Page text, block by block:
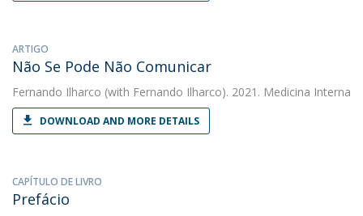
ARTIGO
Não Se Pode Não Comunicar
Fernando Ilharco (with Fernando Ilharco). 2021. Medicina Interna
DOWNLOAD AND MORE DETAILS
CAPÍTULO DE LIVRO
Prefácio